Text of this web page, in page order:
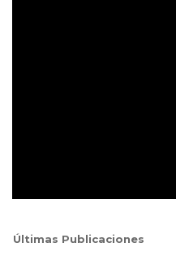
Últimas Publicaciones